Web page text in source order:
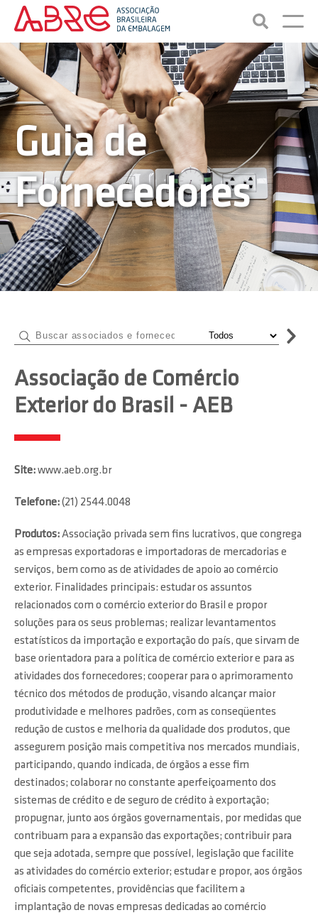
Guia de
Fornecedores
Associação de Comércio
Exterior do Brasil - AEB
Site:www.aeb.org.br
Telefone:(21) 2544.0048
Produtos:Associação privada sem fins lucrativos, que congrega
as empresas exportadoras e importadoras de mercadorias e
serviços, bem como as de atividades de apoio ao comércio
exterior. Finalidades principais: estudar os assuntos
relacionados com o comércio exterior do Brasil e propor
soluções para os seus problemas; realizar levantamentos
estatísticos da importação e exportação do país, que sirvam de
base orientadora para a política de comércio exterior e para as
atividades dos fornecedores; cooperar para o aprimoramento
técnico dos métodos de produção, visando alcançar maior
produtividade e melhores padrões, com as conseqüentes
redução de custos e melhoria da qualidade dos produtos, que
assegurem posição mais competitiva nos mercados mundiais,
participando, quando indicada, de órgãos a esse fim
destinados; colaborar no constante aperfeiçoamento dos
sistemas de crédito e de seguro de crédito à exportação;
propugnar, junto aos órgãos governamentais, por medidas que
contribuam para a expansão das exportações; contribuir para
que seja adotada, sempre que possível, legislação que facilite
as atividades do comércio exterior; estudar e propor, aos órgãos
oficiais competentes, providências que facilitem a
implantação de novas empresas dedicadas ao comércio